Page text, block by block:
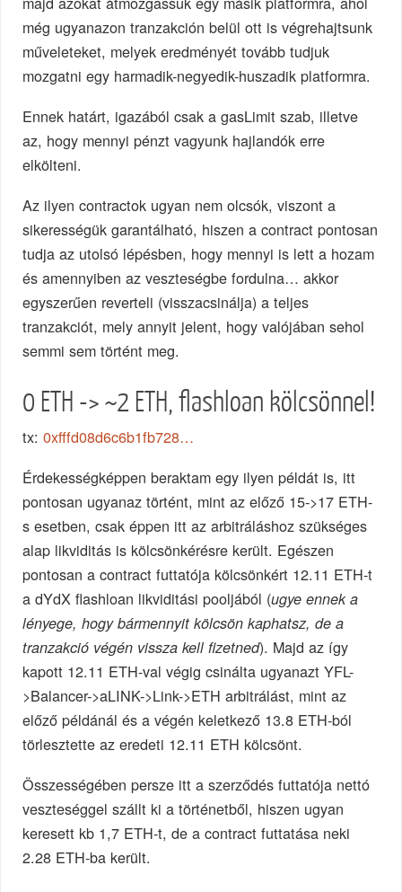
még ugyanazon tranzakción belül ott is végrehajtsunk
műveleteket, melyek eredményét tovább tudjuk
mozgatni egy harmadik-negyedik-huszadik platformra.
Ennek határt, igazából csak a gasLimit szab, illetve
az, hogy mennyi pénzt vagyunk hajlandók erre
elkölteni.
Az ilyen contractok ugyan nem olcsók, viszont a
sikerességük garantálható, hiszen a contract pontosan
tudja az utolsó lépésben, hogy mennyi is lett a hozam
és amennyiben az veszteségbe fordulna… akkor
egyszerűen reverteli (visszacsinálja) a teljes
tranzakciót, mely annyit jelent, hogy valójában sehol
semmi sem történt meg.
0 ETH -> ~2 ETH, flashloan kölcsönnel!
tx:0xfffd08d6c6b1fb728…
Érdekességképpen beraktam egy ilyen példát is, itt
pontosan ugyanaz történt, mint az előző 15->17 ETH-
s esetben, csak éppen itt az arbitráláshoz szükséges
alap likviditás is kölcsönkérésre került. Egészen
pontosan a contract futtatója kölcsönkért 12.11 ETH-t
a dYdX flashloan likviditási pooljából (ugye ennek a
lényege, hogy bármennyit kölcsön kaphatsz, de a
tranzakció végén vissza kell fizetned). Majd az így
kapott 12.11 ETH-val végig csinálta ugyanazt YFL-
>Balancer->aLINK->Link->ETH arbitrálást, mint az
előző példánál és a végén keletkező 13.8 ETH-ból
törlesztette az eredeti 12.11 ETH kölcsönt.
Összességében persze itt a szerződés futtatója nettó
veszteséggel szállt ki a történetből, hiszen ugyan
keresett kb 1,7 ETH-t, de a contract futtatása neki
2.28 ETH-ba került.